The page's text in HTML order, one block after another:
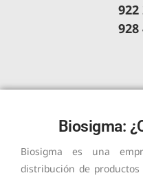
922
928
Biosigma:
Biosigma es una
distribución de